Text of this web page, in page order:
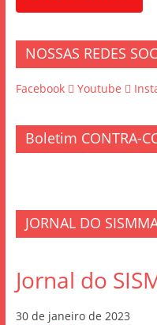
NOSSAS REDES
Facebook Youtube
Boletim CONTRA-
JORNAL DO
Jornal do
30 de janeiro de 2023